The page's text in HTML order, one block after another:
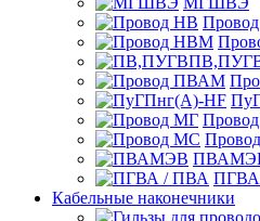
Кабельные наконечники